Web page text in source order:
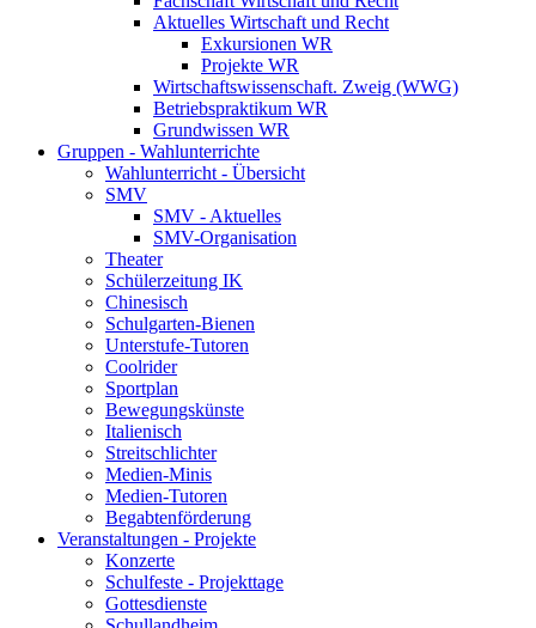
Aktuelles Wirtschaft und Recht
Exkursionen WR
Projekte WR
Wirtschaftswissenschaft. Zweig (WWG)
Betriebspraktikum WR
Grundwissen WR
Gruppen - Wahlunterrichte
Wahlunterricht - Übersicht
SMV
SMV - Aktuelles
SMV-Organisation
Theater
Schülerzeitung IK
Chinesisch
Schulgarten-Bienen
Unterstufe-Tutoren
Coolrider
Sportplan
Bewegungskünste
Italienisch
Streitschlichter
Medien-Minis
Medien-Tutoren
Begabtenförderung
Veranstaltungen - Projekte
Konzerte
Schulfeste - Projekttage
Gottesdienste